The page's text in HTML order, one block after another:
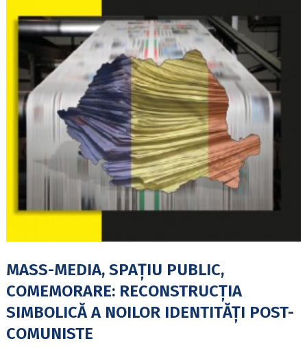
MASS-MEDIA, SPAŢIU PUBLIC,
COMEMORARE: RECONSTRUCŢIA
SIMBOLICĂ A NOILOR IDENTITĂŢI POST-
COMUNISTE